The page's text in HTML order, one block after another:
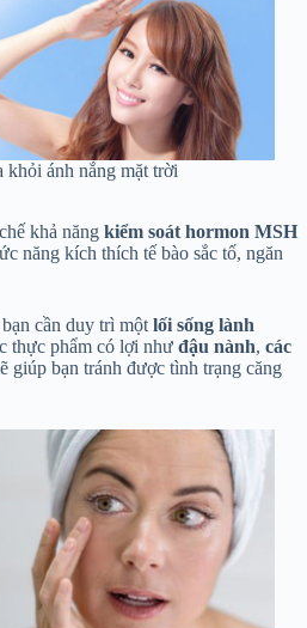
khỏi ánh nắng mặt trời
khả năng kiểm soát hormon MSH
năng kích thích tế bào sắc tố, ngăn
cần duy trì một lối sống lành
thực phẩm có lợi như đậu nành, các
bạn tránh được tình trạng căng